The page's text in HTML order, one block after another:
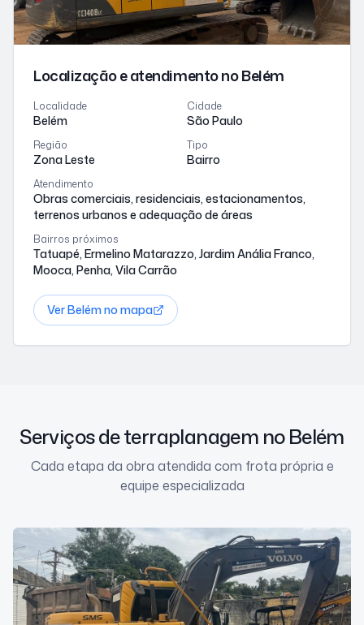
Localização e atendimentono Belém
Localidade
Belém
Cidade
São Paulo
Região
Zona Leste
Tipo
Bairro
Atendimento
Obras comerciais, residenciais, estacionamentos,
terrenos urbanos e adequação de áreas
Bairros próximos
Tatuapé, Ermelino Matarazzo, Jardim Anália Franco,
Mooca, Penha, Vila Carrão
VerBelémno mapa
Serviços de terraplanagem no Belém
Cada etapa da obra atendida com frota própria e
equipe especializada